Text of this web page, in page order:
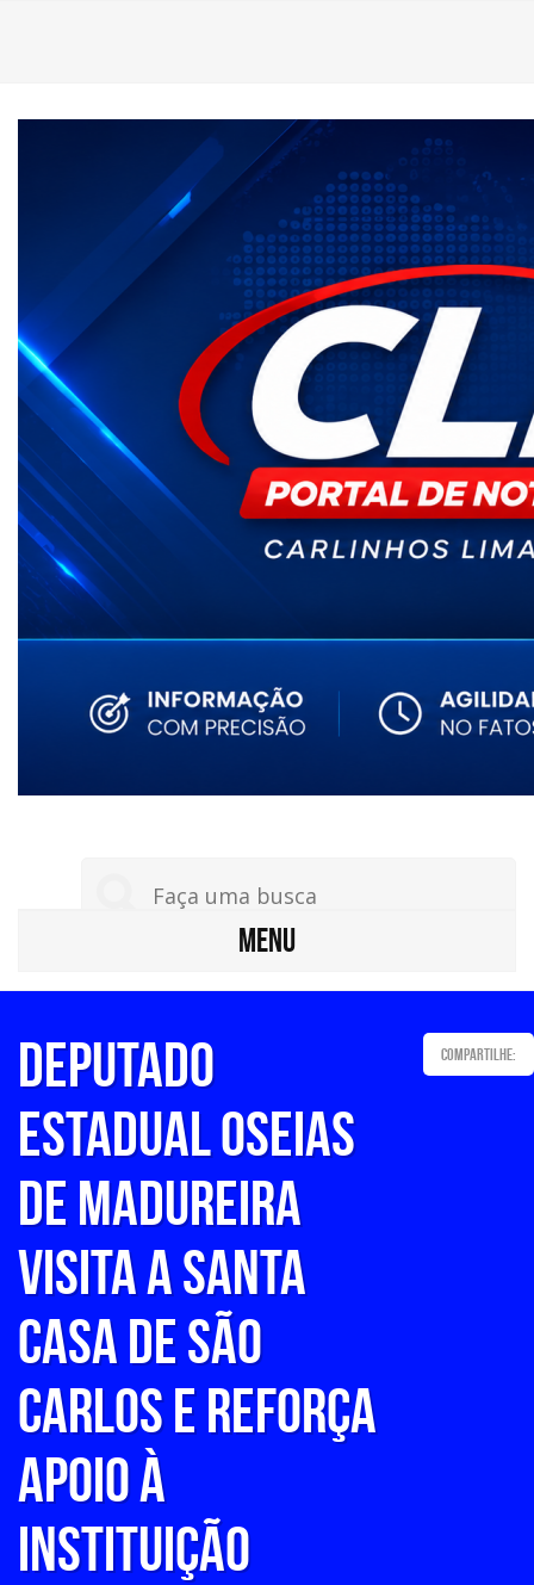
MENU
Deputado
Estadual Oseias
de Madureira
visita a Santa
Casa de São
Carlos e reforça
apoio à
instituição
Compartilhe: